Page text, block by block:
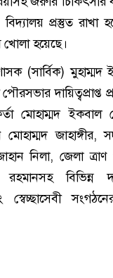
বিদ্যালয় প্রস্তুত রাখা
হয়েছে।
(সার্বিক) মুহাম্মদ
দায়িত্বপ্রাপ্ত
মোহাম্মদ ইকবাল
মোহাম্মদ জাহাঙ্গীর,
নিলা, জেলা ত্রাণ
বিভিন্ন
স্বেচ্ছাসেবী